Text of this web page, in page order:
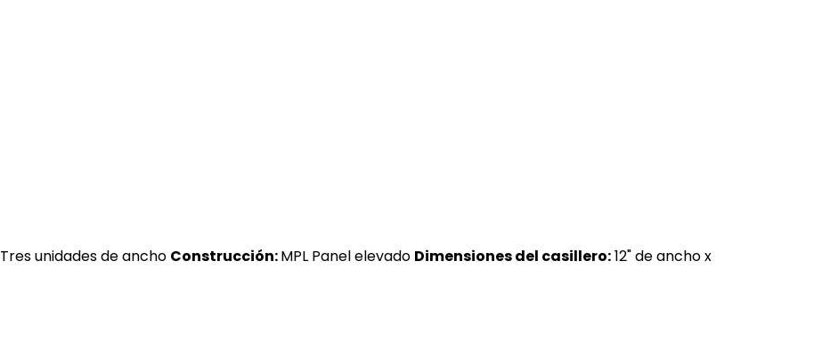
Tres unidades de ancho Construcción:MPL Panel elevado Dimensiones del casillero:12" de ancho x